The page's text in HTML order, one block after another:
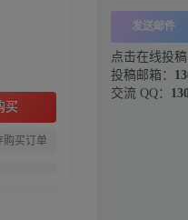
买
购买订单
发送邮件
点击在线投稿
投稿邮箱：
交流 QQ：